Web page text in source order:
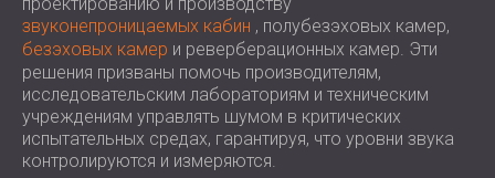
звуконепроницаемых кабин , полубезэховых камер,
безэховых камер и реверберационных камер. Эти
решения призваны помочь производителям,
исследовательским лабораториям и техническим
учреждениям управлять шумом в критических
испытательных средах, гарантируя, что уровни звука
контролируются и измеряются.